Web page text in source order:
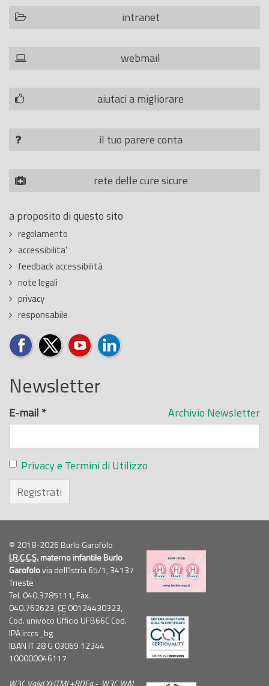
intranet
webmail
aiutaci a migliorare
il tuo parere conta
rete delle cure sicure
a proposito di questo sito
regolamento
accessibilita'
feedback accessibilità
note legali
privacy
responsabile
Newsletter
Archivio Newsletter
E-mail *
Privacy e Termini di Utilizzo
Registrati
© 2018-2026 Burlo Garofolo
I.R.C.C.S.materno infantile Burlo
Garofolovia dell'Istria 65/1, 34137
Trieste
Tel. 040.3785111, Fax.
040.762623, CF00124430323,
Cod. univoco Ufficio UFB66C Cod.
IPA irccs_bg
IBAN IT 28 G 03069 12344
100000046117
W3CValidXHTML+RDFa- W3C WAI